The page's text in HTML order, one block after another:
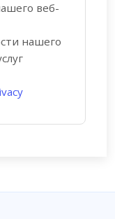
веб-
нашего